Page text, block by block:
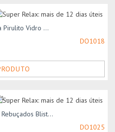
Pirulito Vidro ...
DO1018
Blist...
DO1025